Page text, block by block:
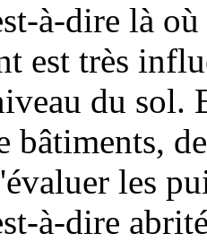
à-dire là
est très
du sol.
bâtiments,
les
à-dire